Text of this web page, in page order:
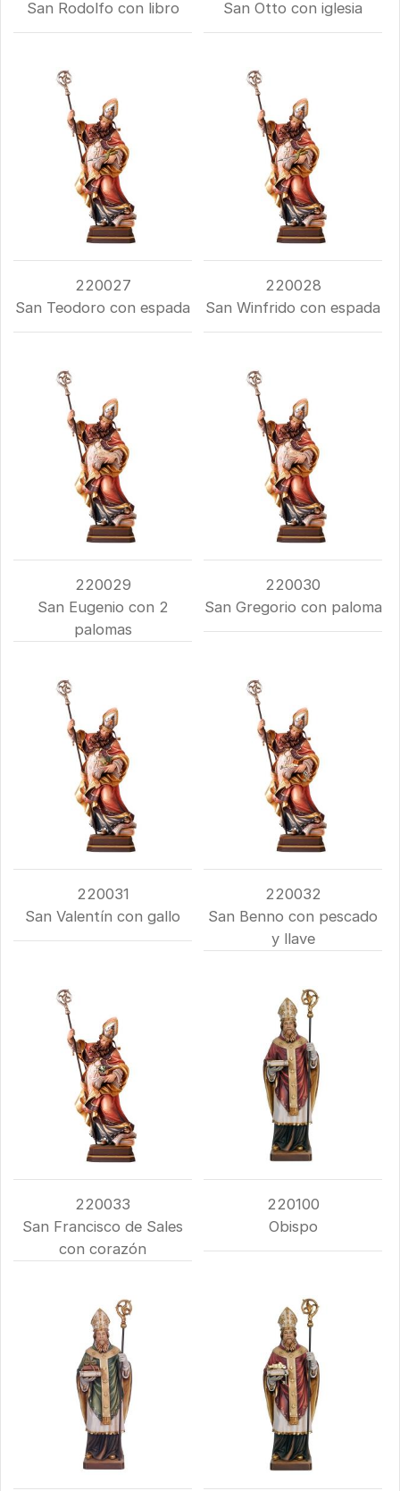
San Rodolfo con libro San Otto con iglesia
220027
San Teodoro con espada
220028
San Winfrido con espada
220029
San Eugenio con 2
palomas
220030
San Gregorio con paloma
220031
San Valentín con gallo
220032
San Benno con pescado
y llave
220033
San Francisco de Sales
con corazón
220100
Obispo